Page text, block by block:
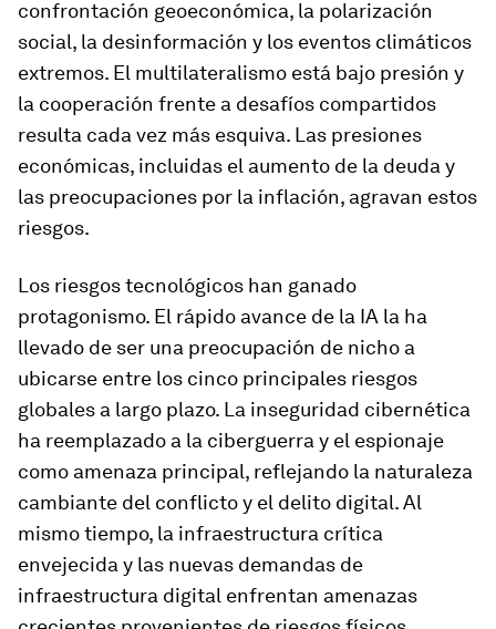
confrontación geoeconómica, la polarización
social, la desinformación y los eventos climáticos
extremos. El multilateralismo está bajo presión y
la cooperación frente a desafíos compartidos
resulta cada vez más esquiva. Las presiones
económicas, incluidas el aumento de la deuda y
las preocupaciones por la inflación, agravan estos
riesgos.
Los riesgos tecnológicos han ganado
protagonismo. El rápido avance de la IA la ha
llevado de ser una preocupación de nicho a
ubicarse entre los cinco principales riesgos
globales a largo plazo. La inseguridad cibernética
ha reemplazado a la ciberguerra y el espionaje
como amenaza principal, reflejando la naturaleza
cambiante del conflicto y el delito digital. Al
mismo tiempo, la infraestructura crítica
envejecida y las nuevas demandas de
infraestructura digital enfrentan amenazas